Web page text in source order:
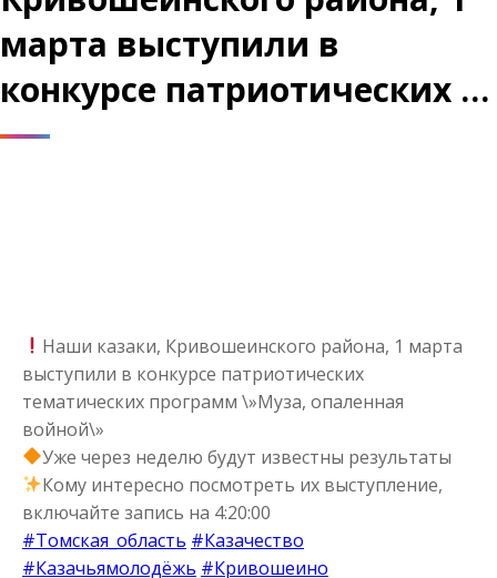
марта выступили в
конкурсе патриотических …
Наши казаки, Кривошеинского района, 1 марта
выступили в конкурсе патриотических
тематических программ \»Муза, опаленная
войной\»
Уже через неделю будут известны результаты
Кому интересно посмотреть их выступление,
включайте запись на 4:20:00
#Томская_область #Казачество
#Казачьямолодёжь #Кривошеино